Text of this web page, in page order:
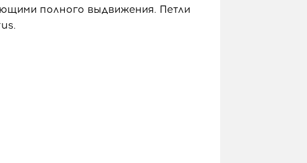
полного выдвижения. Петли